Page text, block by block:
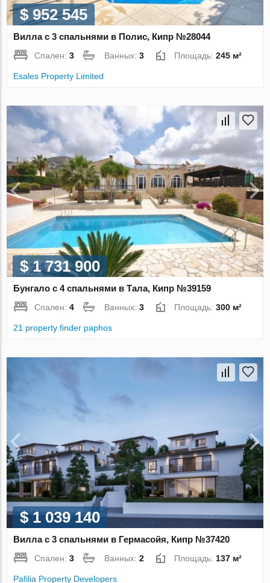
$ 952 545
Вилла с 3 спальнями в Полис, Кипр №28044
Спален:3 Ванных:3 Площадь:245 м²
Esales Property Limited
$ 1 731 900
Бунгало с 4 спальнями в Тала, Кипр №39159
Спален:4 Ванных:3 Площадь:300 м²
21 property finder paphos
$ 1 039 140
Вилла с 3 спальнями в Гермасойя, Кипр №37420
Спален:3 Ванных:2 Площадь:137 м²
Pafilia Property Developers